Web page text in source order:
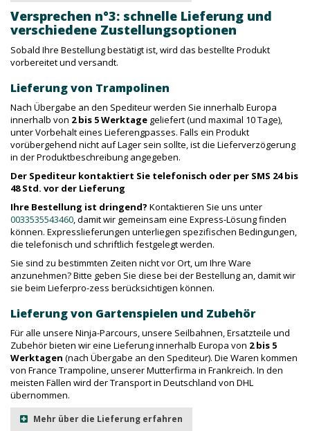
Versprechen n°3: schnelle Lieferung und
verschiedene Zustellungsoptionen
Sobald Ihre Bestellung bestätigt ist, wird das bestellte Produkt
vorbereitet und versandt.
Lieferung von Trampolinen
Nach Übergabe an den Spediteur werden Sie innerhalb Europa
innerhalb von 2 bis 5 Werktage geliefert (und maximal 10 Tage),
unter Vorbehalt eines Lieferengpasses. Falls ein Produkt
vorübergehend nicht auf Lager sein sollte, ist die Lieferverzögerung
in der Produktbeschreibung angegeben.
Der Spediteur kontaktiert Sie telefonisch oder per SMS 24 bis
48 Std. vor der Lieferung
Ihre Bestellung ist dringend? Kontaktieren Sie uns unter
0033535543460, damit wir gemeinsam eine Express-Lösung finden
können. Expresslieferungen unterliegen spezifischen Bedingungen,
die telefonisch und schriftlich festgelegt werden.
Sie sind zu bestimmten Zeiten nicht vor Ort, um Ihre Ware
anzunehmen? Bitte geben Sie diese bei der Bestellung an, damit wir
sie beim Lieferpro-zess berücksichtigen können.
Lieferung von Gartenspielen und Zubehör
Für alle unsere Ninja-Parcours, unsere Seilbahnen, Ersatzteile und
Zubehör bieten wir eine Lieferung innerhalb Europa von 2 bis 5
Werktagen (nach Übergabe an den Spediteur). Die Waren kommen
von France Trampoline, unserer Mutterfirma in Frankreich. In den
meisten Fällen wird der Transport in Deutschland von DHL
übernommen.
Mehr über die Lieferung erfahren